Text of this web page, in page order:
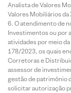
Analista de Valores
Valores Mobiliários
O atendimento de
Investimentos ou por
atividades por meio
178/2023, os quais
Corretoras e
assessor de
gestão de patrimônio
solicitar autorização